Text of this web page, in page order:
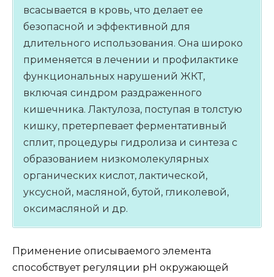
всасывается в кровь, что делает ее
безопасной и эффективной для
длительного использования. Она широко
применяется в лечении и профилактике
функциональных нарушений ЖКТ,
включая синдром раздраженного
кишечника. Лактулоза, поступая в толстую
кишку, претерпевает ферментативный
сплит, процедуры гидролиза и синтеза с
образованием низкомолекулярных
органических кислот, лактической,
уксусной, масляной, бутой, гликолевой,
оксимасляной и др.
Применение описываемого элемента
способствует регуляции рН окружающей